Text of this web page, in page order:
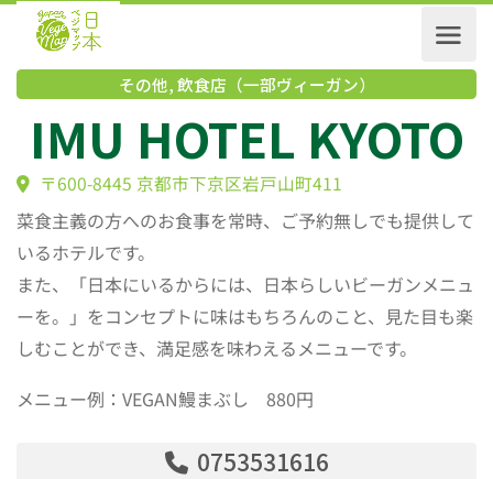
その他,飲食店（一部ヴィーガン）
IMU HOTEL
〒600-8445 京都市下京区岩戸山町411
菜食主義の方へのお食事を常時、ご予約無しでも提供して
いるホテルです。
また、「日本にいるからには、日本らしいビーガンメニュ
ーを。」をコンセプトに味はもちろんのこと、見た目も楽
しむことができ、満足感を味わえるメニューです。
メニュー例：VEGAN鰻まぶし 880円
0753531616